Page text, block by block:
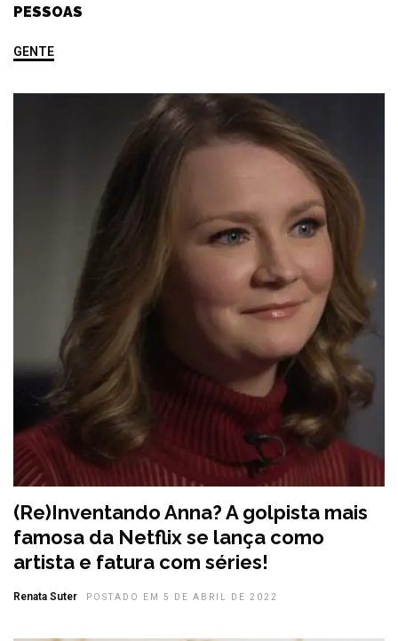
PESSOAS
GENTE
(Re)Inventando Anna? A golpista mais
famosa da Netflix se lança como
artista e fatura com séries!
Renata Suter POSTADO EM 5 DE ABRIL DE 2022